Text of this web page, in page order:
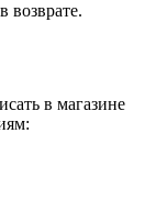
возврате.
в магазине